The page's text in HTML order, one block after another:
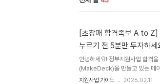
[초창패 합격족보 A to Z]
누르기 전 5분만 투자하세
안녕하세요! 정부지원사업 합격
(MakeDeck)을 만들고 있는 메
로 가는 마지막 관문인 [Final
지원사업 가이드 2026.02.11